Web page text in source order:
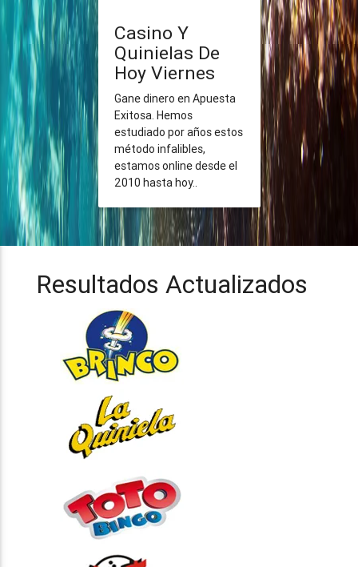
Casino Y
Quinielas De
Hoy Viernes
Gane dinero en Apuesta
Exitosa. Hemos
estudiado por años estos
método infalibles,
estamos online desde el
2010 hasta hoy..
Resultados Actualizados